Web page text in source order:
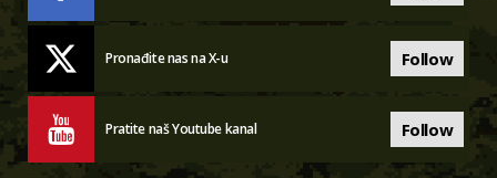
Pronađite nas na X-u Follow
Pratite naš Youtube kanal Follow